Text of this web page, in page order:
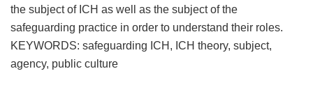
the subject of ICH as well as the subject of the
safeguarding practice in order to understand their roles.
KEYWORDS: safeguarding ICH, ICH theory, subject,
agency, public culture